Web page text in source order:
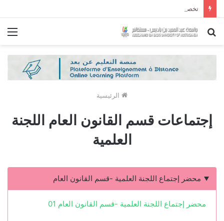
بحث
الرئيسية
إجتماعات قسم القانون العام اللجنة
العلمية
محضر إجتماع اللجنة العلمية -قسم القانون العام
محضر إجتماع اللجنة العلمية -قسم القانون العام 01